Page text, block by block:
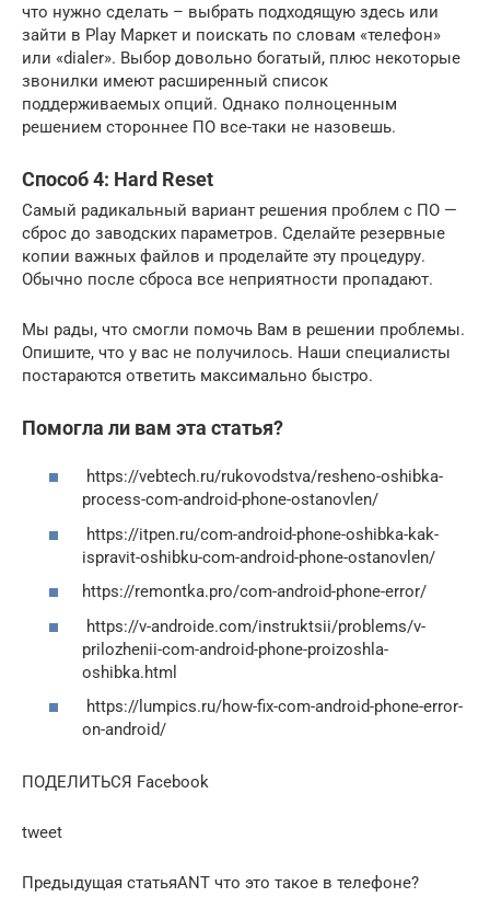
что нужно сделать – выбрать подходящую здесь или
зайти в Play Маркет и поискать по словам «телефон»
или «dialer». Выбор довольно богатый, плюс некоторые
звонилки имеют расширенный список
поддерживаемых опций. Однако полноценным
решением стороннее ПО все-таки не назовешь.
Способ 4: Hard Reset
Самый радикальный вариант решения проблем с ПО —
сброс до заводских параметров. Сделайте резервные
копии важных файлов и проделайте эту процедуру.
Обычно после сброса все неприятности пропадают.
Мы рады, что смогли помочь Вам в решении проблемы.
Опишите, что у вас не получилось. Наши специалисты
постараются ответить максимально быстро.
Помогла ли вам эта статья?
https://vebtech.ru/rukovodstva/resheno-oshibka-
process-com-android-phone-ostanovlen/
https://itpen.ru/com-android-phone-oshibka-kak-
ispravit-oshibku-com-android-phone-ostanovlen/
https://remontka.pro/com-android-phone-error/
https://v-androide.com/instruktsii/problems/v-
prilozhenii-com-android-phone-proizoshla-
oshibka.html
https://lumpics.ru/how-fix-com-android-phone-error-
on-android/
ПОДЕЛИТЬСЯ Facebook
tweet
Предыдущая статьяANT что это такое в телефоне?